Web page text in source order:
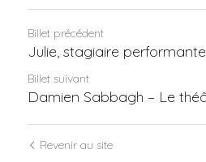
Billet précédent
Julie, stagiaire
Billet suivant
Damien Sabbagh – Le
Revenir au site